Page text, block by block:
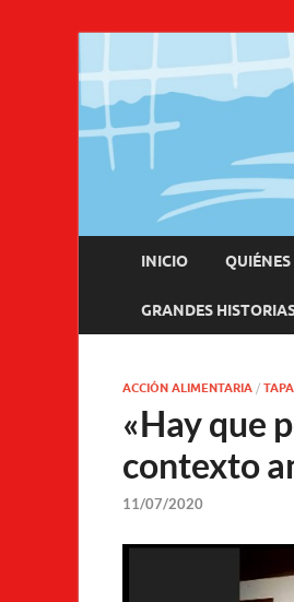
INICIO
GRANDES
ACCIÓN ALIMENTARIA / TAPA
«Hay que
contexto
11/07/2020